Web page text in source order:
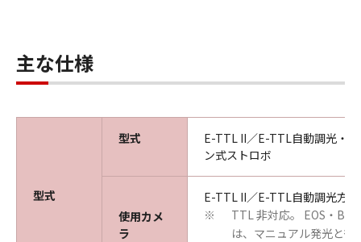
主な仕様
型式
型式
E-TTL II／E-TTL自動調光・
ン式ストロボ
使用カメ
ラ
E-TTL II／E-TTL自動調光方式
※
TTL 非対応。 EOS・B
は、マニュアル発光と後